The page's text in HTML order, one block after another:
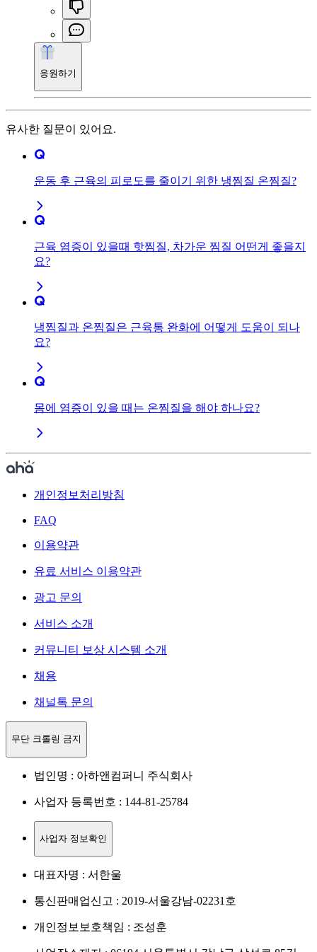
응원하기
유사한 질문이 있어요.
운동 후 근육의 피로도를 줄이기 위한 냉찜질 온찜질?
근육 염증이 있을때 핫찜질, 차가운 찜질 어떤게 좋을지
요?
냉찜질과 온찜질은 근육통 완화에 어떻게 도움이 되나
요?
몸에 염증이 있을 때는 온찜질을 해야 하나요?
개인정보처리방침
FAQ
이용약관
유료 서비스 이용약관
광고 문의
서비스 소개
커뮤니티 보상 시스템 소개
채용
채널톡 문의
무단 크롤링 금지
법인명 : 아하앤컴퍼니 주식회사
사업자 등록번호 : 144-81-25784
사업자 정보확인
대표자명 : 서한울
통신판매업신고 : 2019-서울강남-02231호
개인정보보호책임 : 조성훈